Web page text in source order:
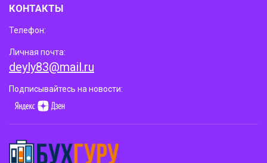
КОНТАКТЫ
Телефон:
Личная почта:
deyly83@mail.ru
Подписывайтесь на новости: